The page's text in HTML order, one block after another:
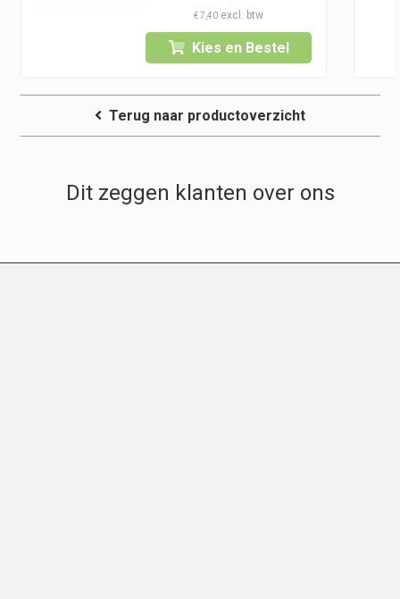
€7,40
Kies en Bestel
Terug naar productoverzicht
Dit zeggen klanten over ons